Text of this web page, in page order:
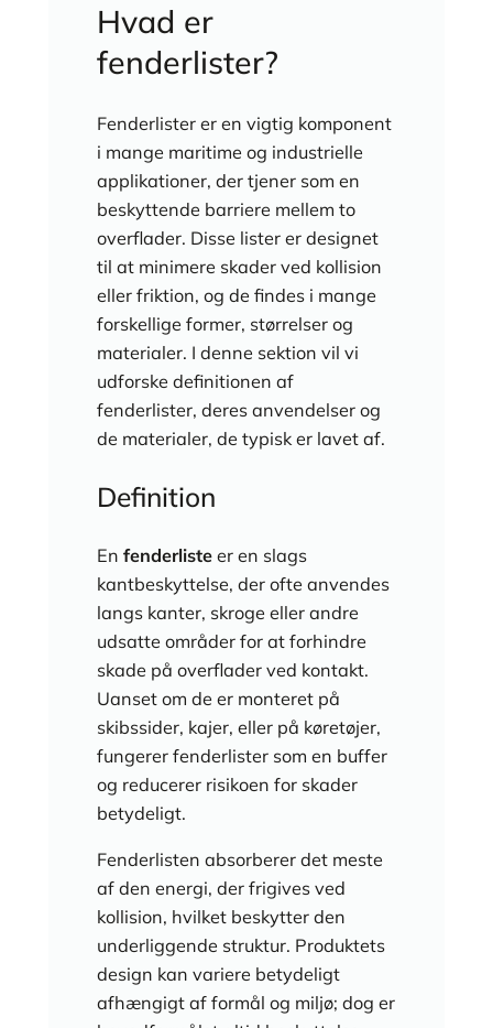
Hvad er
fenderlister?
Fenderlister er en vigtig komponent
i mange maritime og industrielle
applikationer, der tjener som en
beskyttende barriere mellem to
overflader. Disse lister er designet
til at minimere skader ved kollision
eller friktion, og de findes i mange
forskellige former, størrelser og
materialer. I denne sektion vil vi
udforske definitionen af
fenderlister, deres anvendelser og
de materialer, de typisk er lavet af.
Definition
En fenderliste er en slags
kantbeskyttelse, der ofte anvendes
langs kanter, skroge eller andre
udsatte områder for at forhindre
skade på overflader ved kontakt.
Uanset om de er monteret på
skibssider, kajer, eller på køretøjer,
fungerer fenderlister som en buffer
og reducerer risikoen for skader
betydeligt.
Fenderlisten absorberer det meste
af den energi, der frigives ved
kollision, hvilket beskytter den
underliggende struktur. Produktets
design kan variere betydeligt
afhængigt af formål og miljø; dog er